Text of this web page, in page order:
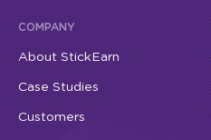
COMPANY
About StickEarn
Case Studies
Customers